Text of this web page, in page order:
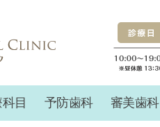
目 予防歯科 審美歯科